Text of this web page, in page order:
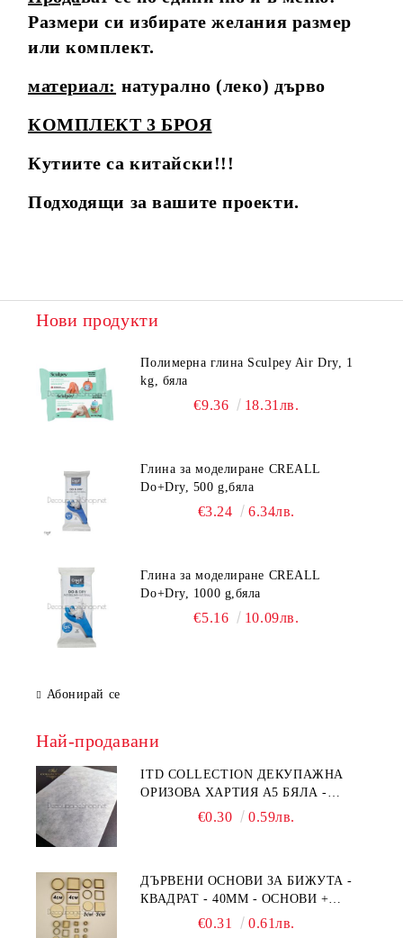
Размери си избирате желания размер
или комплект.
материал: натурално (леко) дърво
КОМПЛЕКТ 3 БРОЯ
Кутиите са китайски!!!
Подходящи за вашите проекти.
Нови продукти
Полимерна глина Sculpey Air Dry, 1
kg, бяла
€9.36 18.31лв.
Глина за моделиране CREALL
Do+Dry, 500 g,бяла
€3.24 6.34лв.
Глина за моделиране CREALL
Do+Dry, 1000 g,бяла
€5.16 10.09лв.
Абонирай се
Най-продавани
ITD COLLECTION ДЕКУПАЖНА
ОРИЗОВА ХАРТИЯ А5 БЯЛА -
€0.30 0.59лв.
ДЪРВЕНИ ОСНОВИ ЗА БИЖУТА -
КВАДРАТ - 40ММ - ОСНОВИ +
€0.31 0.61лв.